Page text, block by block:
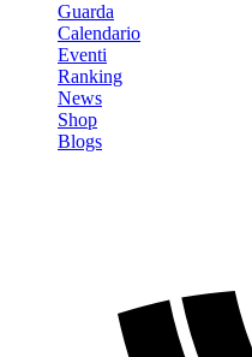
Guarda
Calendario
Eventi
Ranking
News
Shop
Blogs